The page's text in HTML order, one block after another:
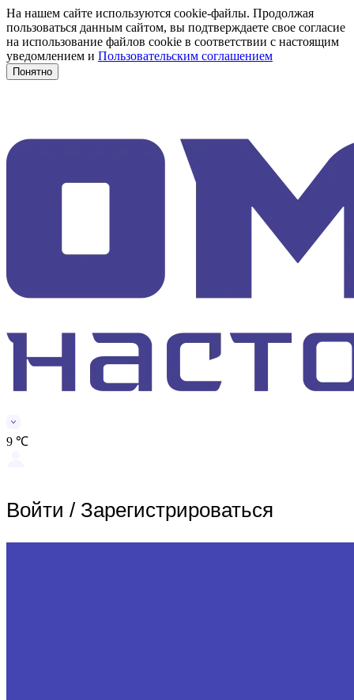
На нашем сайте используются cookie-файлы. Продолжая
пользоваться данным сайтом, вы подтверждаете свое согласие
на использование файлов cookie в соответствии с настоящим
уведомлением и Пользовательским соглашением
Понятно
9 ℃
Войти / Зарегистрироваться